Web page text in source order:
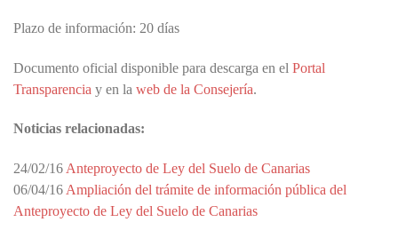
Plazo de información: 20 días
Documento oficial disponible para descarga en el Portal
Transparencia y en la web de la Consejería.
Noticias relacionadas:
24/02/16 Anteproyecto de Ley del Suelo de Canarias
06/04/16 Ampliación del trámite de información pública del
Anteproyecto de Ley del Suelo de Canarias